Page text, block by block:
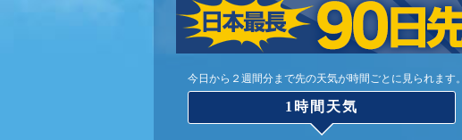
今日から２週間分まで先の天気が時間ごとに見られます。
1時間天気